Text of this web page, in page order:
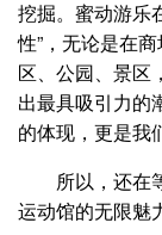
挖掘。蜜动游乐
性”，无论是在
区、公园、景区
出最具吸引力的
的体现，更是我
所以，还在
运动馆的无限魅